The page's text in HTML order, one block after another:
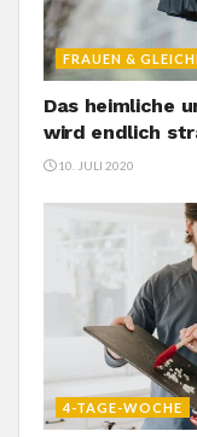
FRAUEN &
Das heimliche
wird endlich
10. JULI 2020
4-TAGE-WOCHE